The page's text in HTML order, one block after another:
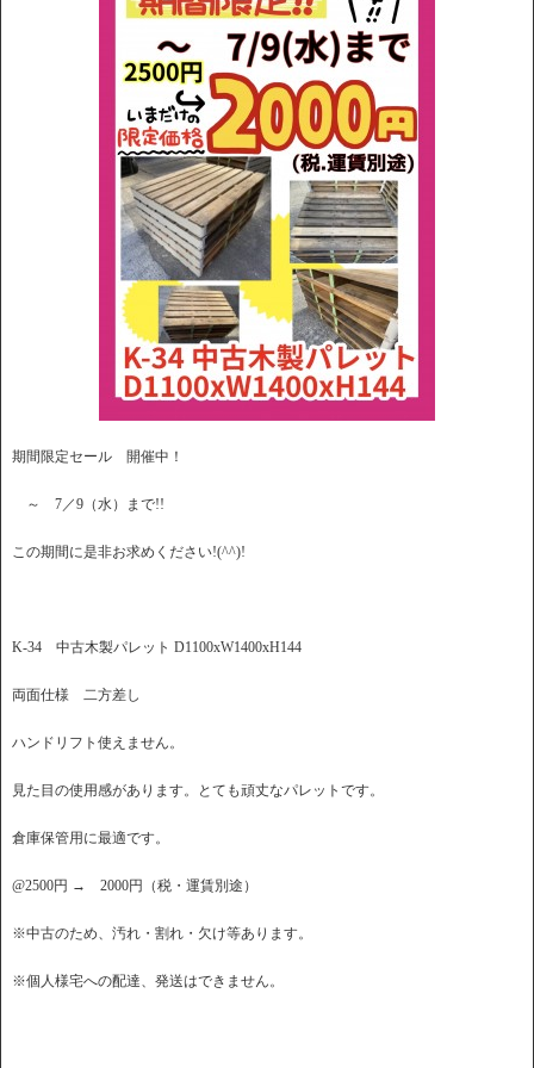
期間限定セール 開催中！
～ 7／9（水）まで!!
この期間に是非お求めください!(^^)!
K-34 中古木製パレット D1100xW1400xH144
両面仕様 二方差し
ハンドリフト使えません。
見た目の使用感があります。とても頑丈なパレットです。
倉庫保管用に最適です。
@2500円 → 2000円（税・運賃別途）
※中古のため、汚れ・割れ・欠け等あります。
※個人様宅への配達、発送はできません。